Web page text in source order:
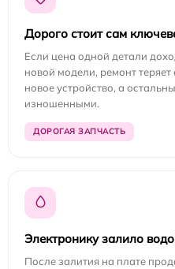
Дорого стоит сам
Если цена одной детали
новой модели, ремонт
новое устройство, а
изношенными.
ДОРОГАЯ ЗАПЧАСТЬ
Электронику залило
После залития на плате